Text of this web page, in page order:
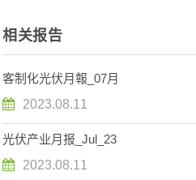
相关报告
客制化光伏月報_07月
2023.08.11
光伏产业月报_Jul_23
2023.08.11